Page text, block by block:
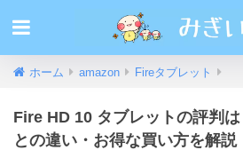
ホーム amazon Fireタブレット
Fire HD 10 タブレットの評判
との違い・お得な買い方を解説